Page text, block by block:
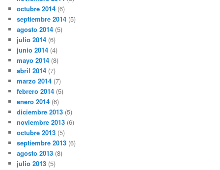
octubre 2014 (6)
septiembre 2014 (5)
agosto 2014 (5)
julio 2014 (6)
junio 2014 (4)
mayo 2014 (8)
abril 2014 (7)
marzo 2014 (7)
febrero 2014 (5)
enero 2014 (6)
diciembre 2013 (5)
noviembre 2013 (6)
octubre 2013 (5)
septiembre 2013 (6)
agosto 2013 (8)
julio 2013 (5)